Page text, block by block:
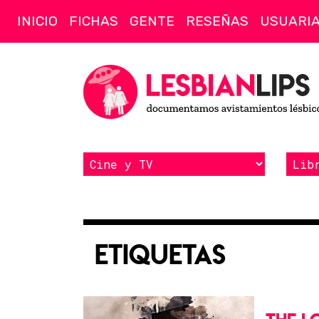
INICIO FICHAS GENTE RESEÑAS
Etiquetas